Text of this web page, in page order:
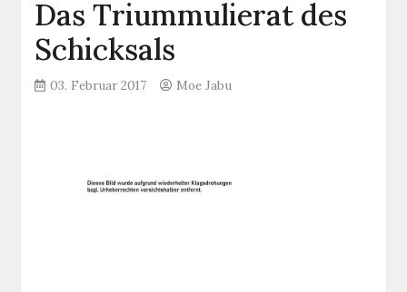
Das Triummulierat des
Schicksals
03. Februar 2017 Moe Jabu